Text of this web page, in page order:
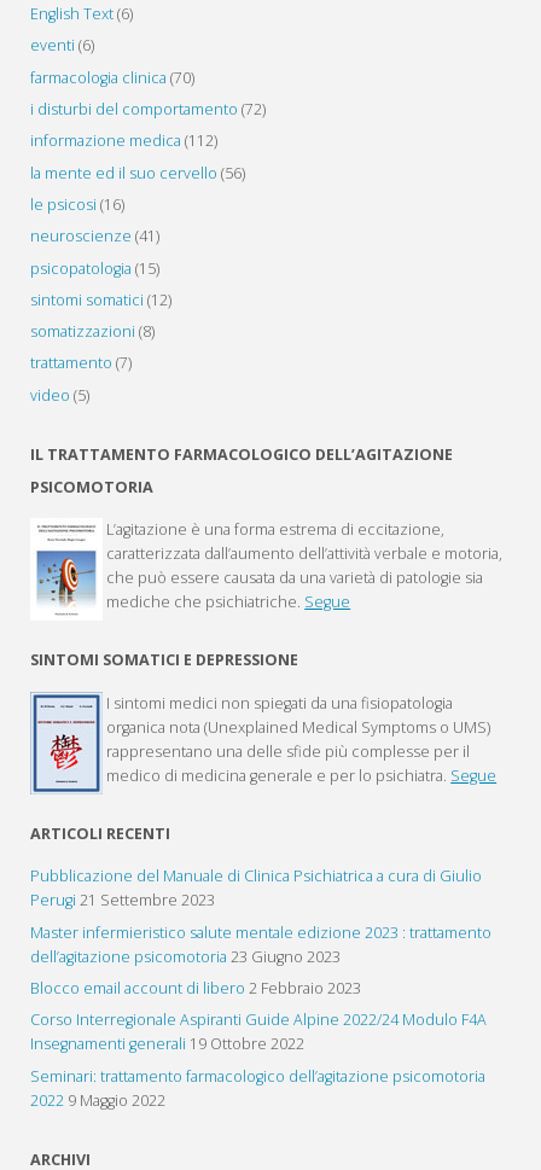
English Text(6)
eventi (6)
farmacologia clinica (70)
i disturbi del comportamento (72)
informazione medica (112)
la mente ed il suo cervello (56)
le psicosi (16)
neuroscienze (41)
psicopatologia (15)
sintomi somatici (12)
somatizzazioni (8)
trattamento (7)
video (5)
IL TRATTAMENTO FARMACOLOGICO DELL’AGITAZIONE
PSICOMOTORIA
L’agitazione è una forma estrema di eccitazione,
caratterizzata dall’aumento dell’attività verbale e motoria,
che può essere causata da una varietà di patologie sia
mediche che psichiatriche. Segue
SINTOMI SOMATICI E DEPRESSIONE
I sintomi medici non spiegati da una fisiopatologia
organica nota (Unexplained Medical Symptoms o UMS)
rappresentano una delle sfide più complesse per il
medico di medicina generale e per lo psichiatra. Segue
ARTICOLI RECENTI
Pubblicazione del Manuale di Clinica Psichiatrica a cura di Giulio
Perugi 21 Settembre 2023
Master infermieristico salute mentale edizione 2023 : trattamento
dell’agitazione psicomotoria 23 Giugno 2023
Blocco email account di libero 2 Febbraio 2023
Corso Interregionale Aspiranti Guide Alpine 2022/24 Modulo F4A
Insegnamenti generali 19 Ottobre 2022
Seminari: trattamento farmacologico dell’agitazione psicomotoria
2022 9 Maggio 2022
ARCHIVI